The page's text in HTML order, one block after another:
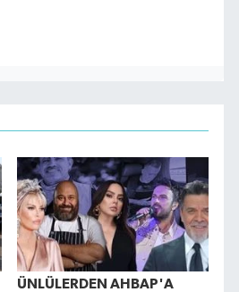
ÜNLÜLERDEN AHBAP'A